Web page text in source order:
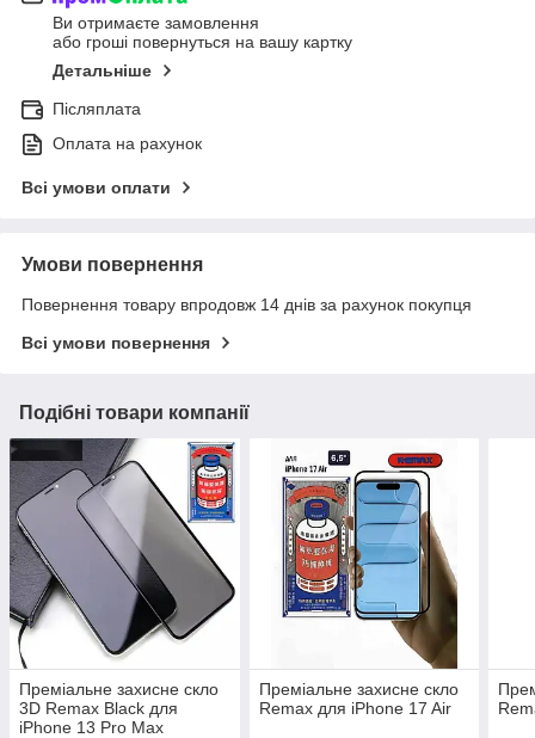
Ви отримаєте замовлення
або гроші повернуться на вашу картку
Детальніше
Післяплата
Оплата на рахунок
Всі умови оплати
Умови повернення
Повернення товару впродовж 14 днів за рахунок покупця
Всі умови повернення
Подібні товари компанії
Преміальне захисне скло
3D Remax Black для
iPhone 13 Pro Max
Преміальне захисне скло
Remax для iPhone 17 Air